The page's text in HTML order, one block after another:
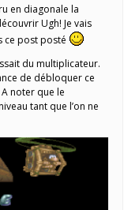
en diagonale la
Ugh! Je vais
ce post posté
du multiplicateur.
de débloquer ce
noter que le
tant que l’on ne